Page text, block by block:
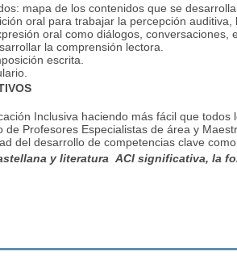
mapa de los contenidos que se
oral para trabajar la percepción
oral como diálogos, conversaciones,
la comprensión lectora.
escrita.
Inclusiva haciendo más fácil que
de Profesores Especialistas de área y
del desarrollo de competencias clave
y literatura ACI significativa, la